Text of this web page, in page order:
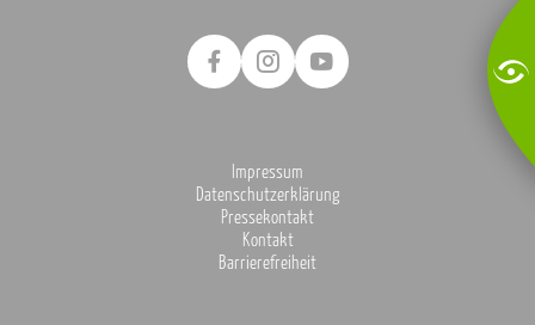
Impressum
Datenschutzerklärung
Pressekontakt
Kontakt
Barrierefreiheit